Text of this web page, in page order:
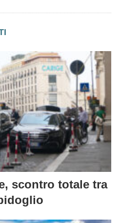
scontro totale tra